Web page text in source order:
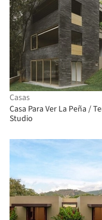
Casas
Casa Para Ver La Peña /
Studio